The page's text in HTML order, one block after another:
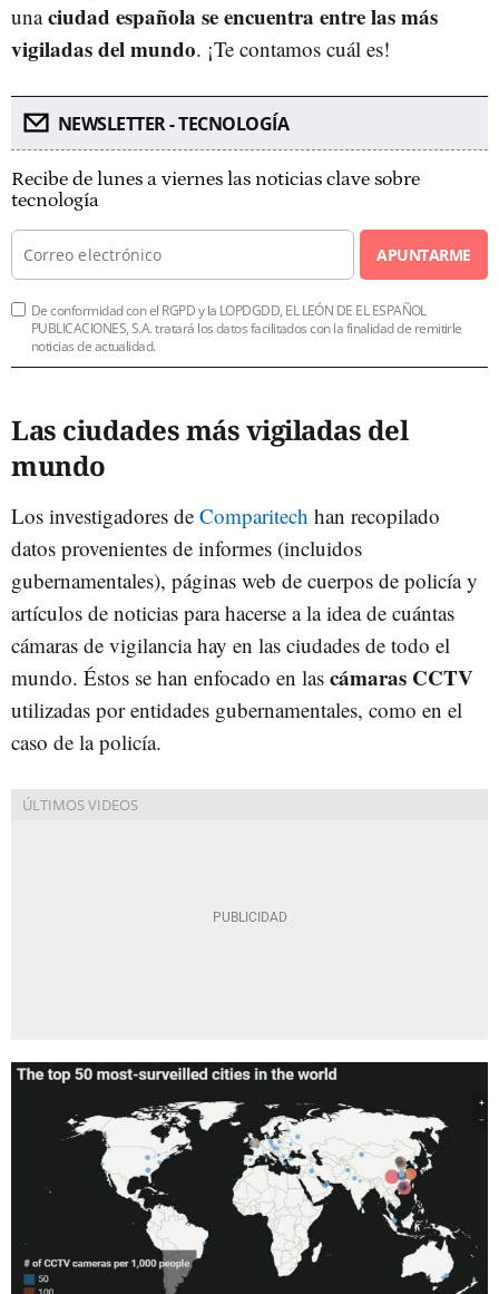
unaciudad española se encuentra entre las más
vigiladas del mundo. ¡Te contamos cuál es!
NEWSLETTER - TECNOLOGÍA
Recibe de lunes a viernes las noticias clave sobre
tecnología
APUNTARME
De conformidad con el RGPD y la LOPDGDD, EL LEÓN DE EL ESPAÑOL
PUBLICACIONES, S.A. tratará los datos facilitados con la finalidad de remitirle
noticias de actualidad.
Las ciudades más vigiladas del
mundo
Los investigadores de Comparitech han recopilado
datos provenientes de informes (incluidos
gubernamentales), páginas web de cuerpos de policía y
artículos de noticias para hacerse a la idea de cuántas
cámaras de vigilancia hay en las ciudades de todo el
mundo. Éstos se han enfocado en las cámaras CCTV
utilizadas por entidades gubernamentales, como en el
caso de la policía.